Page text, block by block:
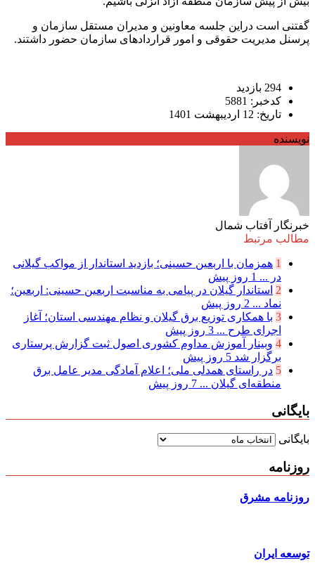
گفتنی است دراین جلسه معاونین و مدیران مستقل سازمان و
پرسنل مدیریت حقوقی و امور قراردادهای سازمان حضور داشتند.
294 بازدید
کدخبر: 5881
تاریخ: 12 اردیبهشت 1401
نویسنده
خبرنگار آفتاب شمال
مطالب مرتبط
1 همزمان با اربعین حسینی؛ بازدید استاندار از مواکب گیلانی
در ... 1 روز پیش
2 استاندار گیلان در پیامی به مناسبت اربعین حسینی: اربعین؛
نماد ... 2 روز پیش
3 با همکاری توزیع برق گیلان و نظام مهندسی استان؛ آغاز
اجرای طرح ... 3 روز پیش
4 وبینار آموزش مداوم کشوری اصول ثبت گزارش پرستاری
برگزار شد 5 روز پیش
5 در راستای همدلی ملی؛ اعلام آمادگی مدیر عامل برق
منطقه‌ای گیلان ... 7 روز پیش
بایگانی
بایگانی
روزنامه
روزنامه مشرق
توسعه ایران